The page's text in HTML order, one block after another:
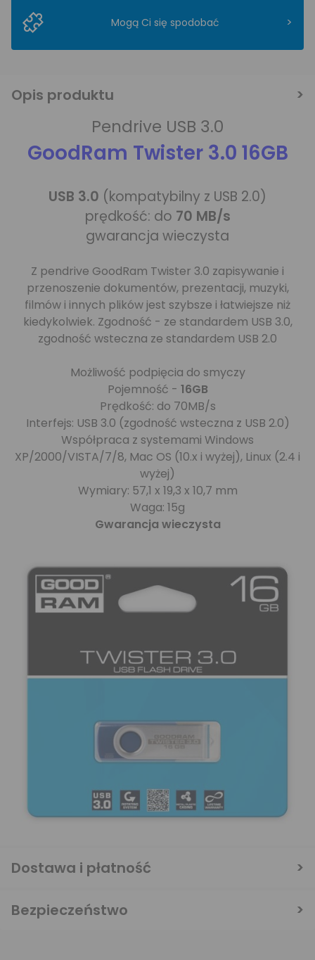
Mogą Ci się spodobać >
Opis produktu
Pendrive USB 3.0
GoodRam Twister 3.0 16GB
USB 3.0 (kompatybilny z USB 2.0)
prędkość: do 70 MB/s
gwarancja wieczysta
Z pendrive GoodRam Twister 3.0 zapisywanie i
przenoszenie dokumentów, prezentacji, muzyki,
filmów i innych plików jest szybsze i łatwiejsze niż
kiedykolwiek. Zgodność - ze standardem USB 3.0,
zgodność wsteczna ze standardem USB 2.0
Możliwość podpięcia do smyczy
Pojemność - 16GB
Prędkość: do 70MB/s
Interfejs: USB 3.0 (zgodność wsteczna z USB 2.0)
Współpraca z systemami Windows
XP/2000/VISTA/7/8, Mac OS (10.x i wyżej), Linux (2.4 i
wyżej)
Wymiary: 57,1 x 19,3 x 10,7 mm
Waga: 15g
Gwarancja wieczysta
Dostawa i płatność
Bezpieczeństwo